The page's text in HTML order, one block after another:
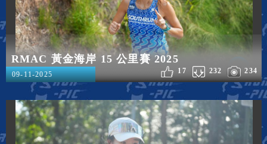
RMAC 黃金海岸 15 公里賽 2025
234
232
17
09-11-2025